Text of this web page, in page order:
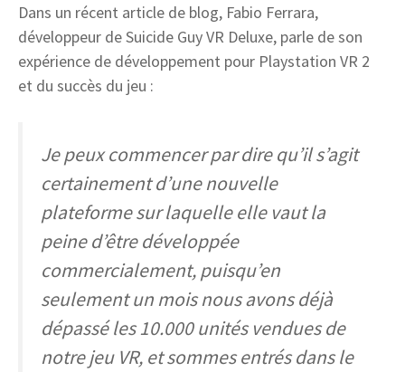
Dans un récent article de blog, Fabio Ferrara,
développeur de Suicide Guy VR Deluxe, parle de son
expérience de développement pour Playstation VR 2
et du succès du jeu :
Je peux commencer par dire qu’il s’agit
certainement d’une nouvelle
plateforme sur laquelle elle vaut la
peine d’être développée
commercialement, puisqu’en
seulement un mois nous avons déjà
dépassé les 10.000 unités vendues de
notre jeu VR, et sommes entrés dans le